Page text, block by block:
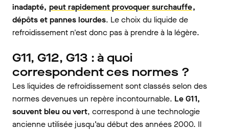
inadapté, peut rapidement provoquer surchauffe,
dépôts et pannes lourdes. Le choix du liquide de
refroidissement n'est donc pas à prendre à la légère.
G11, G12, G13 : à quoi
correspondent ces normes ?
Les liquides de refroidissement sont classés selon des
normes devenues un repère incontournable. Le G11,
souvent bleu ou vert, correspond à une technologie
ancienne utilisée jusqu’au début des années 2000. Il